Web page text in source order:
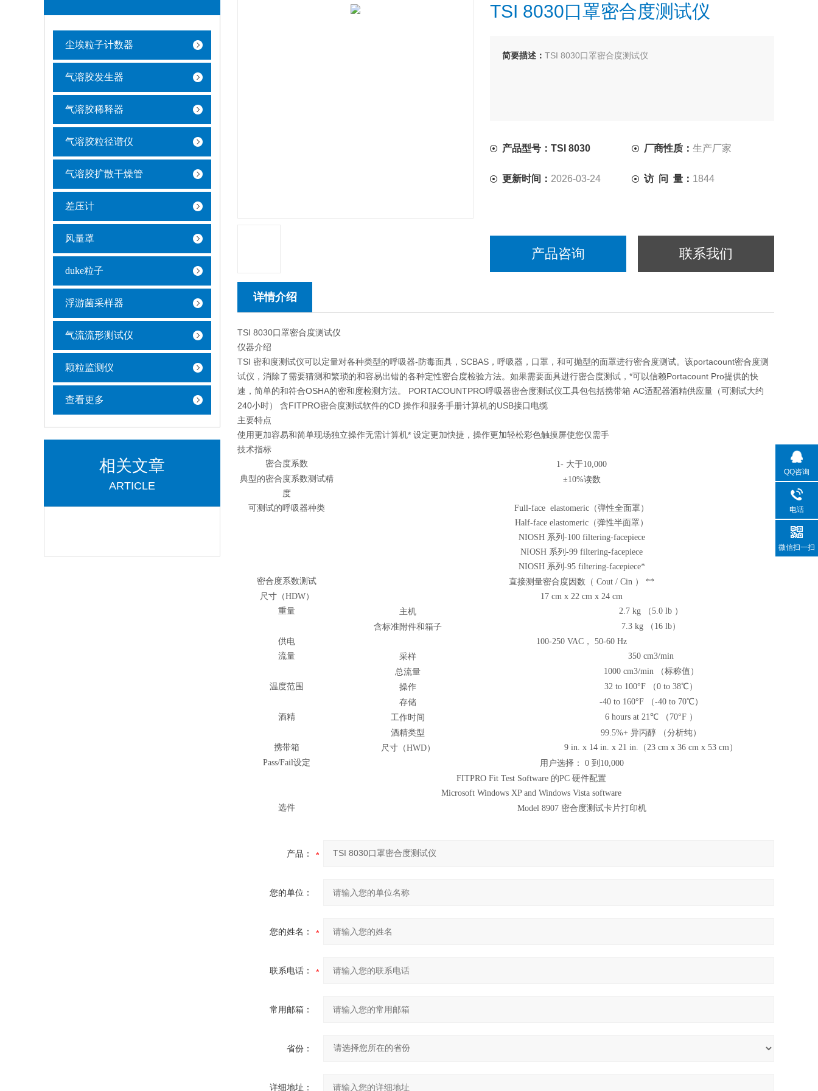
尘埃粒子计数器
气溶胶发生器
气溶胶稀释器
气溶胶粒径谱仪
气溶胶扩散干燥管
差压计
风量罩
duke粒子
浮游菌采样器
气流流形测试仪
颗粒监测仪
查看更多
相关文章
ARTICLE
TSI 8030口罩密合度测试仪
简要描述： TSI 8030口罩密合度测试仪
产品型号：TSI 8030 厂商性质：生产厂家
更新时间： 2026-03-24 访 问 量： 1844
产品咨询 联系我们
详情介绍
TSI 8030口罩密合度测试仪
仪器介绍
TSI 密和度测试仪可以定量对各种类型的呼吸器-防毒面具，SCBAS，呼吸器，口罩，和可抛型的面罩进行密合度测试。该portacount密合度测
试仪，消除了需要猜测和繁琐的和容易出错的各种定性密合度检验方法。如果需要面具进行密合度测试，*可以信赖Portacount Pro提供的快
速，简单的和符合OSHA的密和度检测方法。 PORTACOUNTPRO呼吸器密合度测试仪工具包包括携带箱 AC适配器酒精供应量（可测试大约
240小时） 含FITPRO密合度测试软件的CD 操作和服务手册计算机的USB接口电缆
主要特点
使用更加容易和简单现场独立操作无需计算机* 设定更加快捷，操作更加轻松彩色触摸屏使您仅需手
技术指标
密合度系数 1- 大于10,000
典型的密合度系数测试精
度
±10%读数
可测试的呼吸器种类 Full-face elastomeric （弹性全面罩）
Half-face elastomeric （弹性半面罩）
NIOSH 系列 -100 filtering-facepiece
NIOSH 系列 -99 filtering-facepiece
NIOSH 系列 -95 filtering-facepiece*
密合度系数测试
直接测量密合度因数（ Cout / Cin ）
**
尺寸（HDW）
17 cm x 22 cm x 24 cm
重量
主机 2.7 kg （5.0 lb ）
含标准附件和箱子
7.3 kg （ 16 lb）
供电
100-250 VAC ，
50-60 Hz
流量
采样
350 cm3/min
总流量
1000 cm3/min
（标称值）
温度范围
操作 32 to 100°F （0 to 38℃）
存储
-40 to 160°F （-40 to 70℃）
酒精
工作时间 6 hours at 21℃ （ 70°F ）
酒精类型
99.5%+ 异丙醇 （分析纯）
携带箱
尺寸（HWD） 9 in. x 14 in. x 21 in. （23 cm x 36 cm x 53 cm）
Pass/Fail设定 用户选择： 0 到 10,000
FITPRO Fit Test Software 的PC 硬件配置
Microsoft Windows XP and Windows Vista software
选件
Model 8907 密合度测试卡片打印机
产品：
您的单位：
您的姓名：
联系电话：
常用邮箱：
省份：
详细地址：
QQ咨询
电话
微信扫一扫